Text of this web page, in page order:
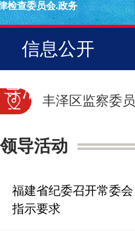
检查委员会.政务
信息公开
导活动 审
规
丰泽区监察委
领导活动
福建省纪委召开常委
指示要求